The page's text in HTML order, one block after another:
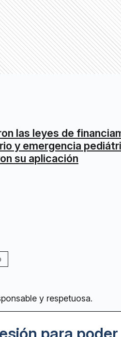
las leyes de
y emergencia
su aplicación
y respetuosa.